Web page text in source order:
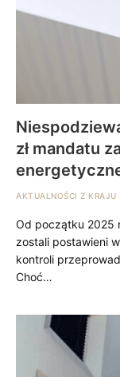
zł mandatu
AKTUALNOŚCI Z KRAJU
Od początku 2025
zostali postawieni
kontroli
Choć…